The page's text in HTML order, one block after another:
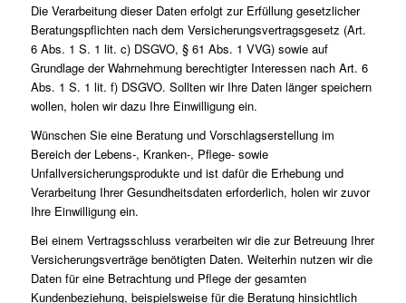
Die Verarbeitung dieser Daten erfolgt zur Erfüllung gesetzlicher
Beratungspflichten nach dem Versicherungsvertragsgesetz (Art.
6 Abs. 1 S. 1 lit. c) DSGVO, § 61 Abs. 1 VVG) sowie auf
Grundlage der Wahrnehmung berechtigter Interessen nach Art. 6
Abs. 1 S. 1 lit. f) DSGVO. Sollten wir Ihre Daten länger speichern
wollen, holen wir dazu Ihre Einwilligung ein.
Wünschen Sie eine Beratung und Vorschlagserstellung im
Bereich der Lebens-, Kranken-, Pflege- sowie
Unfallversicherungsprodukte und ist dafür die Erhebung und
Verarbeitung Ihrer Gesundheitsdaten erforderlich, holen wir zuvor
Ihre Einwilligung ein.
Bei einem Vertragsschluss verarbeiten wir die zur Betreuung Ihrer
Versicherungsverträge benötigten Daten. Weiterhin nutzen wir die
Daten für eine Betrachtung und Pflege der gesamten
Kundenbeziehung, beispielsweise für die Beratung hinsichtlich